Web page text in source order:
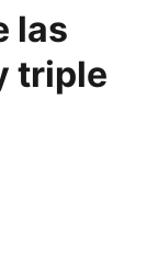
las
triple